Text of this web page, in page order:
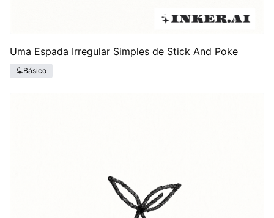
Uma Espada Irregular Simples de Stick And Poke
Básico